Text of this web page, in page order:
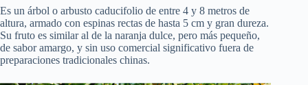
Es un árbol o arbusto caducifolio de entre 4 y 8 metros de
altura, armado con espinas rectas de hasta 5 cm y gran dureza.
Su fruto es similar al de la naranja dulce, pero más pequeño,
de sabor amargo, y sin uso comercial significativo fuera de
preparaciones tradicionales chinas.